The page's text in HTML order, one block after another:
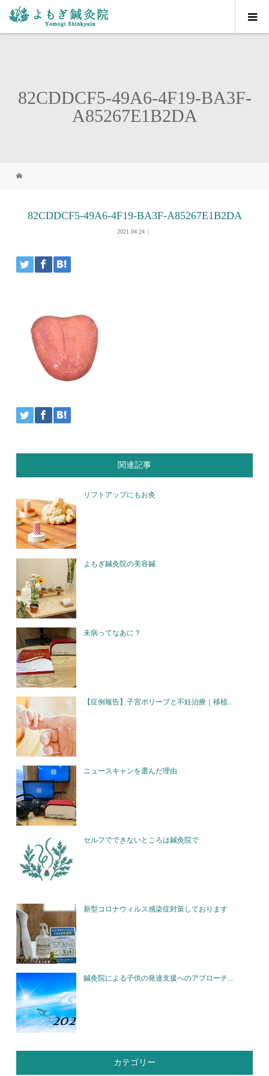
82CDDCF5-49A6-4F19-BA3F-
A85267E1B2DA
82CDDCF5-49A6-4F19-BA3F-A85267E1B2DA
2021.04.24
関連記事
リフトアップにもお灸
よもぎ鍼灸院の美容鍼
未病ってなあに？
【症例報告】子宮ポリープと不妊治療｜移植...
ニュースキャンを選んだ理由
セルフでできないところは鍼灸院で
新型コロナウィルス感染症対策しております
鍼灸院による子供の発達支援へのアプローチ...
カテゴリー